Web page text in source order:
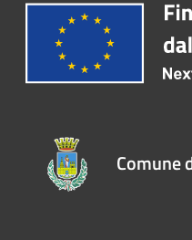
Comune